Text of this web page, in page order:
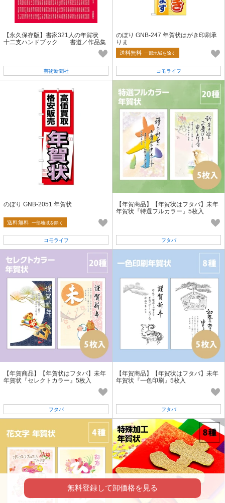
【永久保存版】書家321人の年賀状
十二支ハンドブック 書道／作品集
芸術新聞社
のぼり GNB-247 年賀状はがき印刷承
りま
送料無料 一部地域を除く
コモライフ
のぼり GNB-2051 年賀状
送料無料 一部地域を除く
コモライフ
【年賀商品】【年賀状はフタバ】未年
年賀状『特選フルカラー』5枚入
フタバ
【年賀商品】【年賀状はフタバ】未年
年賀状『セレクトカラー』5枚入
フタバ
【年賀商品】【年賀状はフタバ】未年
年賀状『一色印刷』5枚入
フタバ
無料登録して卸価格を見る